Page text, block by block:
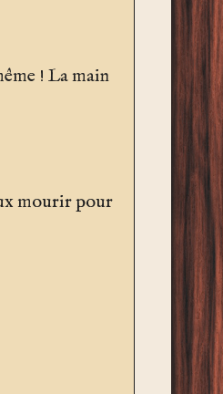
! La main
mourir pour